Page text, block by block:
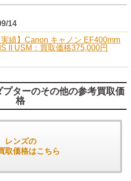
14
実績】Canon キャノン EF400mm
II USM：買取価格375,000円
ターのその他の参考買取価
格
レンズの
取価格はこちら